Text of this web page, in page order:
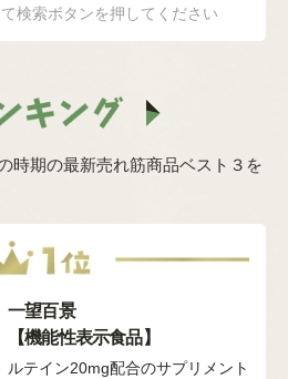
検索ボタンを押してください
時期の最新売れ筋商品ベスト３を
一望百景
【機能性表示食品】
ルテイン20mg配合のサプリメント